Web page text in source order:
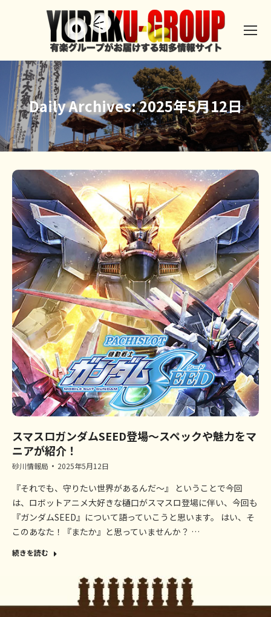
Daily Archives:2025年5月12日
スマスロガンダムSEED登場～スペックや魅力をマ
ニアが紹介！
砂川情報局 2025年5月12日
『それでも、守りたい世界があるんだ～』 ということで今回
は、ロボットアニメ大好きな樋口がスマスロ登場に伴い、今回も
『ガンダムSEED』について語っていこうと思います。 はい、そ
このあなた！『またか』と思っていませんか？ …
続きを読む